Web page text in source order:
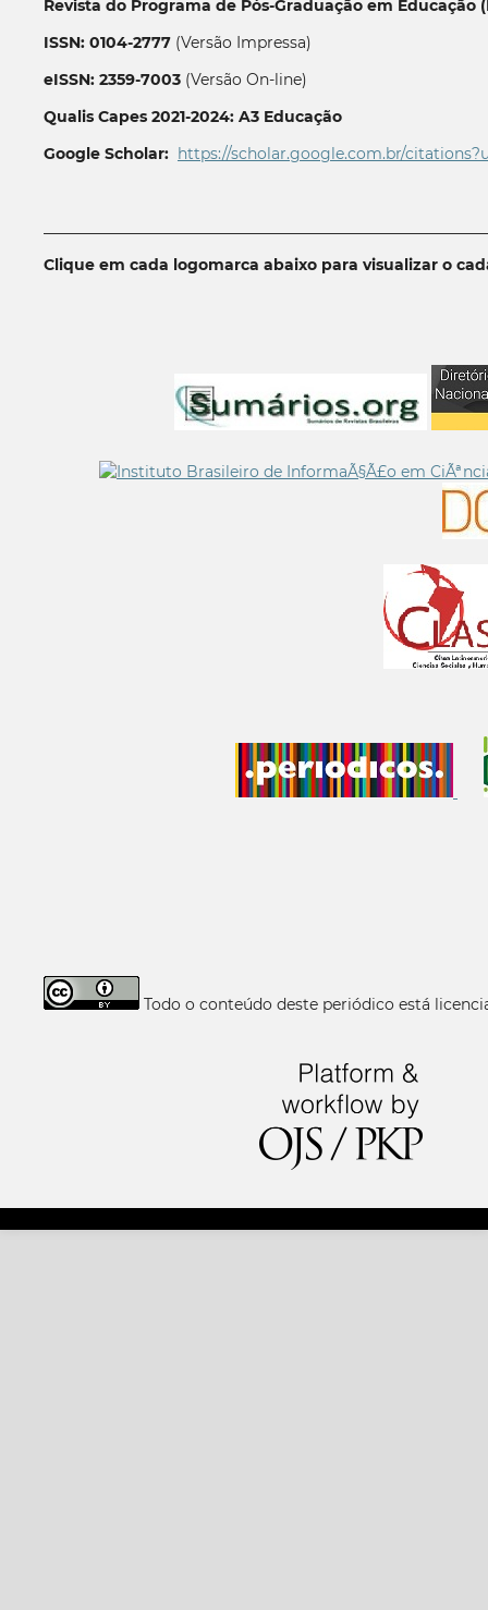
Revista do Programa de Pós-Graduação em Educação
ISSN: 0104-2777(Versão Impressa)
eISSN: 2359-7003(Versão On-line)
Qualis Capes 2021-2024: A3 Educação
Google Scholar: https://scholar.google.com.br/
Clique em cada logomarca abaixo para visualizar o
Todo o conteúdo deste periódico está